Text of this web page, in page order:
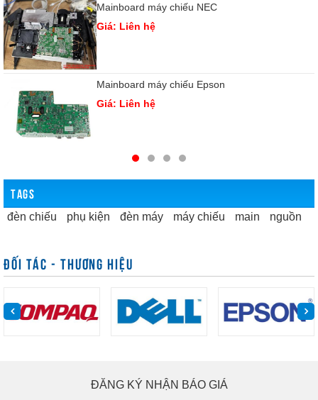
Mainboard máy chiếu NEC
Giá: Liên hệ
Mainboard máy chiếu Epson
Giá: Liên hệ
TAGS
đèn chiếu phụ kiện đèn máy máy chiếu main nguồn
ĐỐI TÁC - THƯƠNG HIỆU
ĐĂNG KÝ NHẬN BÁO GIÁ